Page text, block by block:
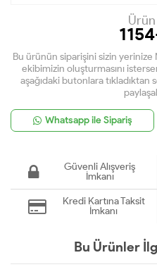
Bu ürünün siparişini sizin
ekibimizin oluşturmasını
aşağıdaki butonlara
Whatsapp ile Sipariş
Güvenli Alışveriş
İmkanı
Kredi Kartına Taksit
İmkanı
Bu Ürünler